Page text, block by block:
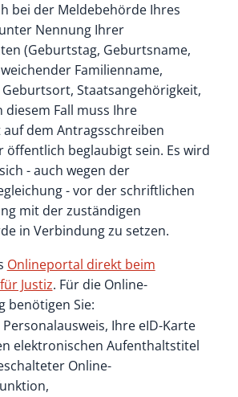
bei der Meldebehörde Ihres
Nennung Ihrer
(Geburtstag, Geburtsname,
Familienname,
Staatsangehörigkeit,
diesem Fall muss Ihre
dem Antragsschreiben
öffentlich beglaubigt sein. Es wird
- auch wegen der
- vor der schriftlichen
mit der zuständigen
in Verbindung zu setzen.
Onlineportal direkt beim
Justiz. Für die Online-
benötigen Sie:
Ihre eID-Karte
elektronischen Aufenthaltstitel
Online-